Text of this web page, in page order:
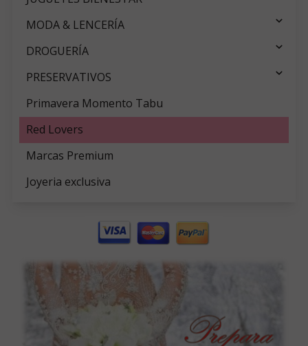
MODA & LENCERÍA
DROGUERÍA
PRESERVATIVOS
Primavera Momento Tabu
Red Lovers
Marcas Premium
Joyeria exclusiva